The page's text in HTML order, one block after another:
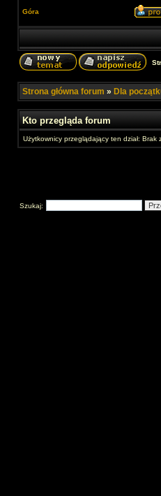
Góra
Strona główna forum » Dla
Kto przegląda forum
Użytkownicy przeglądający ten dział:
Szukaj: